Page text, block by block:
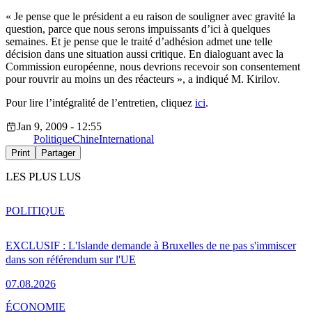
« Je pense que le président a eu raison de souligner avec gravité la
question, parce que nous serons impuissants d’ici à quelques
semaines. Et je pense que le traité d’adhésion admet une telle
décision dans une situation aussi critique. En dialoguant avec la
Commission européenne, nous devrions recevoir son consentement
pour rouvrir au moins un des réacteurs », a indiqué M. Kirilov.
Pour lire l’intégralité de l’entretien, cliquez ici.
Jan 9, 2009 - 12:55
PolitiqueChineInternational
Print Partager
LES PLUS LUS
EXCLUSIF : L'Islande demande à Bruxelles de ne pas s'immiscer
dans son référendum sur l'UE
07.08.2026
POLITIQUE
ÉCONOMIE